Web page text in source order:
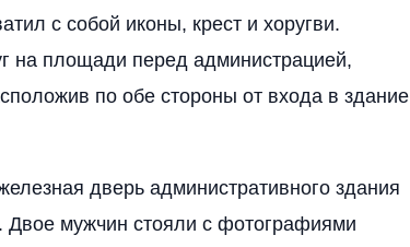
с собой иконы, крест и хоругви.
на площади перед администрацией,
по обе стороны от входа в здание
дверь административного здания
Двое мужчин стояли с фотографиями